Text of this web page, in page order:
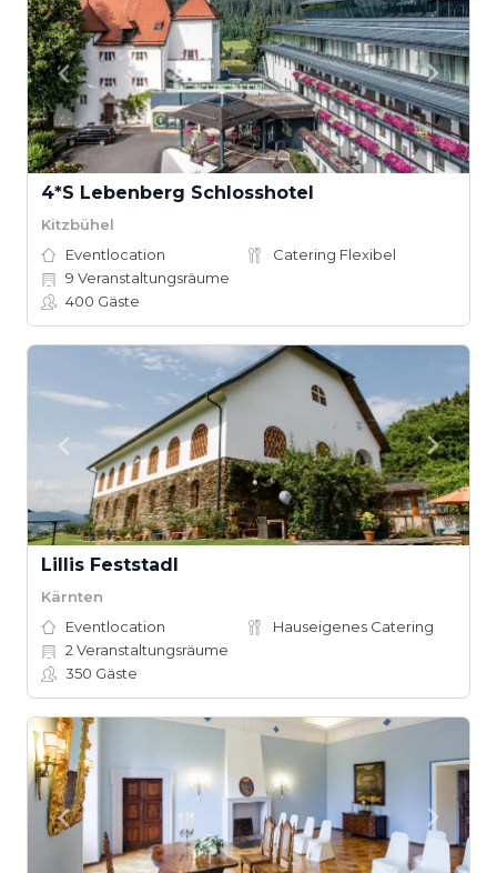
4*S Lebenberg Schlosshotel
Kitzbühel
Eventlocation
Catering Flexibel
9 Veranstaltungsräume
400 Gäste
Lillis Feststadl
Kärnten
Eventlocation
Hauseigenes Catering
2 Veranstaltungsräume
350 Gäste